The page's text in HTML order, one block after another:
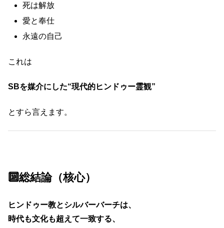
死は解放
愛と奉仕
永遠の自己
これは
SBを媒介にした“現代的ヒンドゥー霊観”
とすら言えます。
🔟総結論（核心）
ヒンドゥー教とシルバーバーチは、
時代も文化も超えて一致する、